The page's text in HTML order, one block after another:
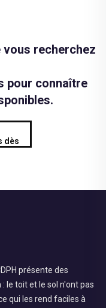
vous recherchez
pour connaître
dès
présente des
le toit et le sol n'ont pas
qui les rend faciles à